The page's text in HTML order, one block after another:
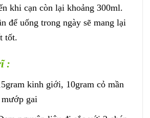
khi cạn còn lại khoảng 300ml.
để uống trong ngày sẽ mang lại
tốt.
:
kinh giới, 10gram cỏ mần
gai